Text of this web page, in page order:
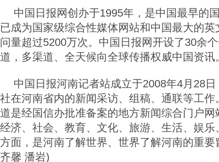
中国日报网创办于1995年，是中国最早的
已成为国家级综合性媒体网站和中国最大的
问量超过5200万次。中国日报网开设了30余
道，多渠道、全天候向全球传播权威中国资讯
中国日报河南记者站成立于2008年4月28
社在河南省内的新闻采访、组稿、通联等工
道是经国信办批准备案的地方新闻综合门户
经济、社会、教育、文化、旅游、生活、娱
方面，是河南了解世界、世界了解河南的重
齐馨 潘岩)